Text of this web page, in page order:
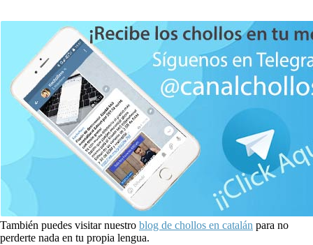
También puedes visitar nuestro blog de chollos en catalán para no
perderte nada en tu propia lengua.